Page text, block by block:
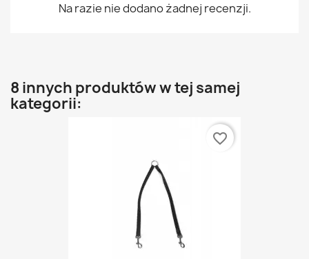
Na razie nie dodano żadnej recenzji.
8 innych produktów w tej samej
kategorii:
favorite_border